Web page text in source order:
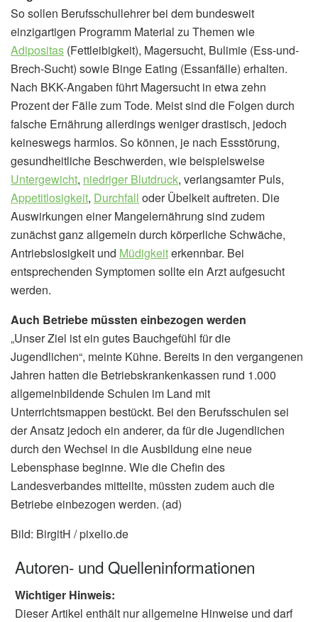
So sollen Berufsschullehrer bei dem bundesweit
einzigartigen Programm Material zu Themen wie
Adipositas (Fettleibigkeit), Magersucht, Bulimie (Ess-und-
Brech-Sucht) sowie Binge Eating (Essanfälle) erhalten.
Nach BKK-Angaben führt Magersucht in etwa zehn
Prozent der Fälle zum Tode. Meist sind die Folgen durch
falsche Ernährung allerdings weniger drastisch, jedoch
keineswegs harmlos. So können, je nach Essstörung,
gesundheitliche Beschwerden, wie beispielsweise
Untergewicht, niedriger Blutdruck, verlangsamter Puls,
Appetitlosigkeit, Durchfall oder Übelkeit auftreten. Die
Auswirkungen einer Mangelernährung sind zudem
zunächst ganz allgemein durch körperliche Schwäche,
Antriebslosigkeit und Müdigkeiterkennbar. Bei
entsprechenden Symptomen sollte ein Arzt aufgesucht
werden.
Auch Betriebe müssten einbezogen werden
„Unser Ziel ist ein gutes Bauchgefühl für die
Jugendlichen“, meinte Kühne. Bereits in den vergangenen
Jahren hatten die Betriebskrankenkassen rund 1.000
allgemeinbildende Schulen im Land mit
Unterrichtsmappen bestückt. Bei den Berufsschulen sei
der Ansatz jedoch ein anderer, da für die Jugendlichen
durch den Wechsel in die Ausbildung eine neue
Lebensphase beginne. Wie die Chefin des
Landesverbandes mitteilte, müssten zudem auch die
Betriebe einbezogen werden. (ad)
Bild: BirgitH / pixelio.de
Autoren- und Quelleninformationen
Wichtiger Hinweis:
Dieser Artikel enthält nur allgemeine Hinweise und darf